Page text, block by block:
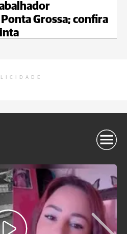
Grossa; confira